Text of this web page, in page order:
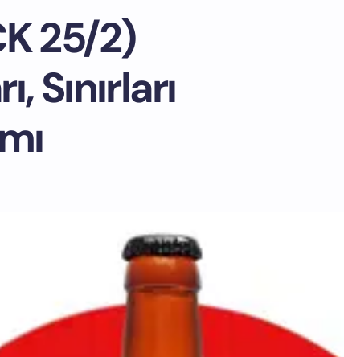
25/2)
Sınırları